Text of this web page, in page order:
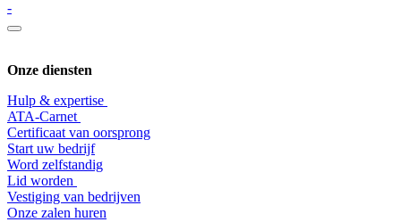
-
Onze diensten
Hulp & expertise
​ATA-Carnet
Certificaat van oorsprong
Start uw bedrijf
Word zelfstandig
Lid worden
​Vestiging van bedrijven
Onze zalen huren